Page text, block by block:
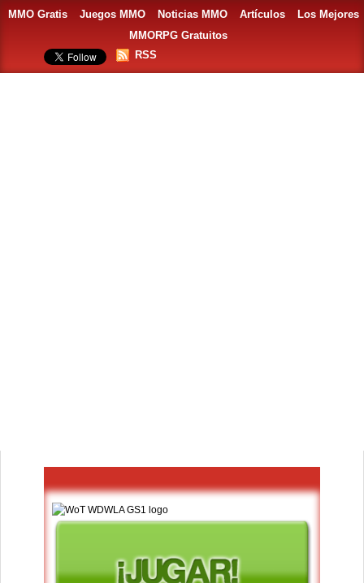
MMO Gratis Juegos MMO Noticias MMO Artículos
Los Mejores
MMORPG Gratuitos
RSS